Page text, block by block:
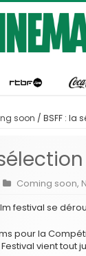
soon / BSFF : la
Coming soon,
festival se
pour la
vient tout